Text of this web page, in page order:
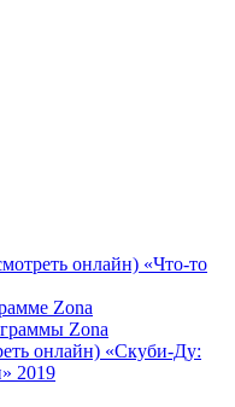
онлайн) «Что-то
Zona
Zona
онлайн) «Скуби-Ду:
2019